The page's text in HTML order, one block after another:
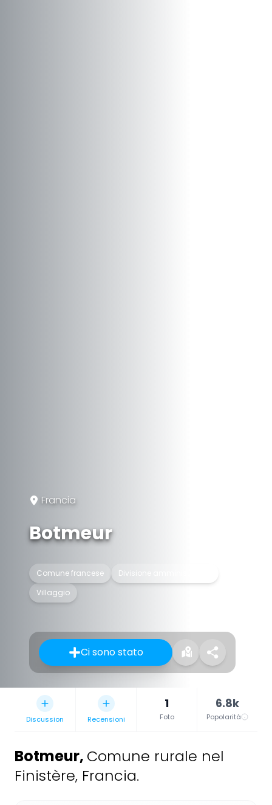
Francia
Botmeur
Comune francese
Divisione amministrativa
Villaggio
Ci sono stato
Discussion Recensioni
1
Foto
6.8k
Popolarità
Botmeur, Comune rurale nel
Finistère, Francia.